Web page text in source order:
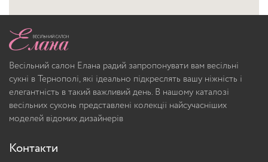
Весільний салон Елана радий запропонувати вам весільні
сукні в Тернополі, які ідеально підкреслять вашу ніжність і
елегантність в такий важливий день. В нашому каталозі
весільних суконь представлені колекції найсучасніших
моделей відомих дизайнерів
Контакти